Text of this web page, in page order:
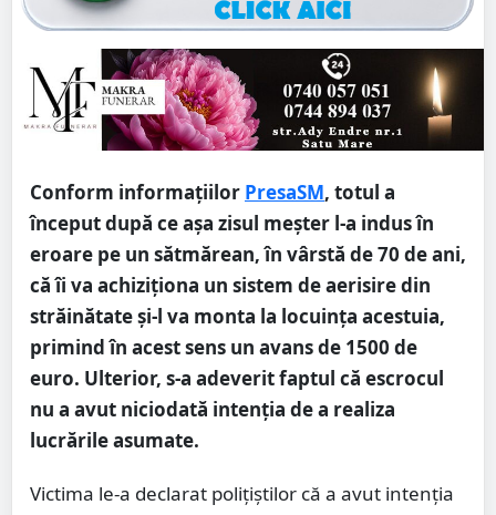
Conform informațiilor PresaSM, totul a
început după ce așa zisul meșter l-a indus în
eroare pe un sătmărean, în vârstă de 70 de ani,
că îi va achiziţiona un sistem de aerisire din
străinătate şi-l va monta la locuinţa acestuia,
primind în acest sens un avans de 1500 de
euro. Ulterior, s-a adeverit faptul că escrocul
nu a avut niciodată intenţia de a realiza
lucrările asumate.
Victima le-a declarat polițiștilor că a avut intenţia